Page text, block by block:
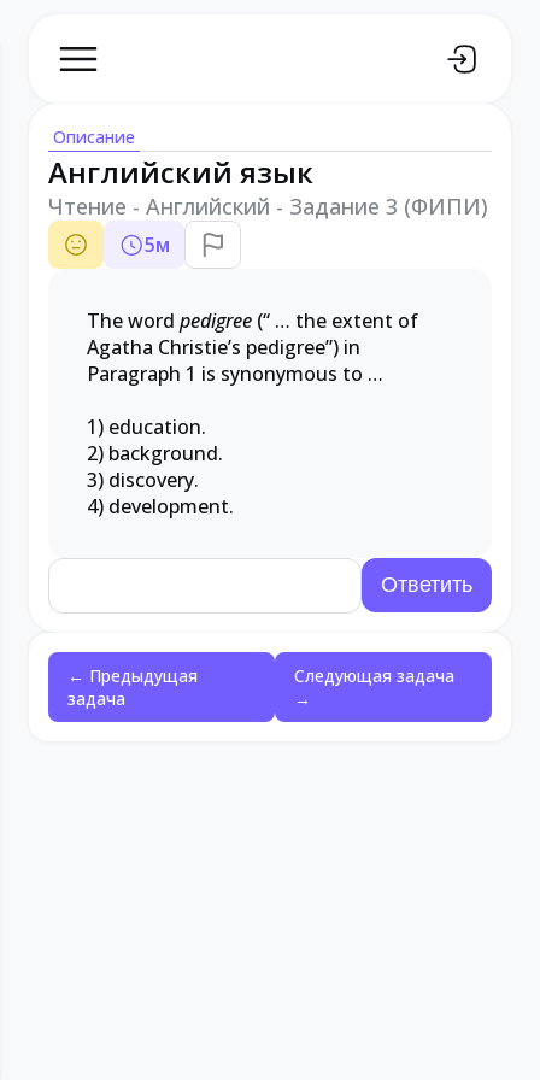
Описание
Английский язык
Чтение - Английский - Задание 3 (ФИПИ)
5м
The word pedigree (“ … the extent of
Agatha Christie’s pedigree”) in
Paragraph 1 is synonymous to …
1) education.
2) background.
3) discovery.
4) development.
← Предыдущая
задача
Следующая задача
→